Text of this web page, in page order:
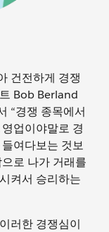
건전하게 경쟁
Bob Berland
“경쟁 종목에서
업이야말로 경
여다보는 것보
로 나가 거래를
켜서 승리하는
러한 경쟁심이